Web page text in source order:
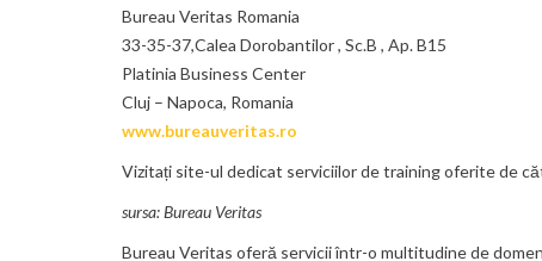
Bureau Veritas Romania
33-35-37,Calea Dorobantilor , Sc.B , Ap. B15
Platinia Business Center
Cluj – Napoca, Romania
www.bureauveritas.ro
Vizitați site-ul dedicat serviciilor de training oferite de
sursa: Bureau Veritas
Bureau Veritas oferă servicii într-o multitudine de